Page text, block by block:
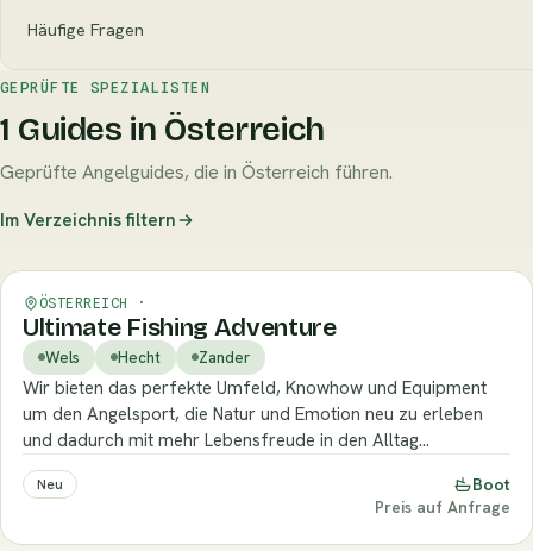
Häufige Fragen
GEPRÜFTE SPEZIALISTEN
1 Guides in Österreich
Geprüfte Angelguides, die in Österreich führen.
Im Verzeichnis filtern
ÖSTERREICH ·
Ultimate Fishing Adventure
Wels Hecht Zander
Wir bieten das perfekte Umfeld, Knowhow und Equipment
um den Angelsport, die Natur und Emotion neu zu erleben
und dadurch mit mehr Lebensfreude in den Alltag…
Neu
Boot
Preis auf Anfrage